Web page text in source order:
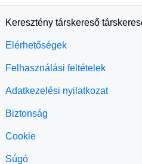
Keresztény társkereső
Elérhetőségek
Felhasználási feltételek
Adatkezelési nyilatkozat
Biztonság
Cookie
Súgó